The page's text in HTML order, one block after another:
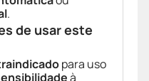
.
de usar este
para uso
à